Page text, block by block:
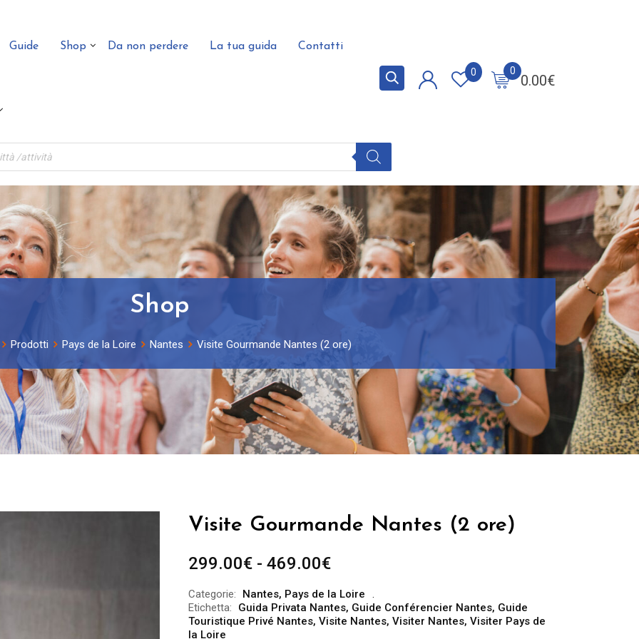
Guide Shop Da non perdere La tua guida Contatti
0.00€
0
0
Shop
Prodotti Pays de la Loire Nantes Visite Gourmande Nantes (2 ore)
Visite Gourmande Nantes (2 ore)
299.00€ - 469.00€Fascia
prezzo:
da
Categorie: Nantes, Pays de la Loire
Etichetta:
Guida Privata Nantes, Guide Conférencier Nantes, Guide
Touristique Privé Nantes, Visite Nantes, Visiter Nantes, Visiter Pays de
la Loire